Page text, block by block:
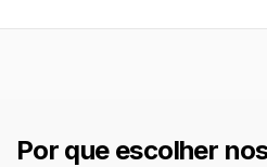
Por que escolher